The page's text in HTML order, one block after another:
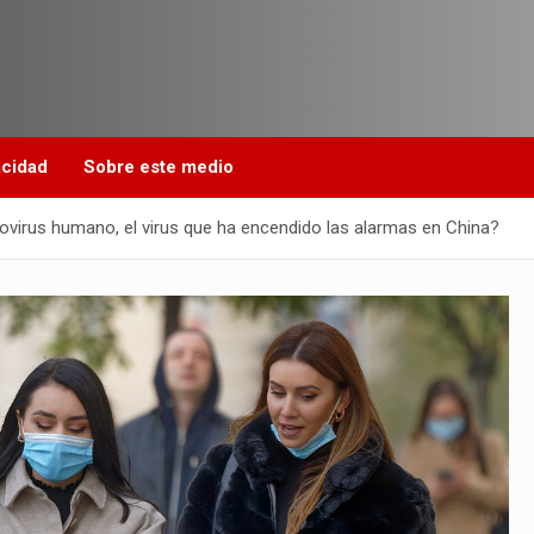
Sobre este medio
humano, el virus que ha encendido las alarmas en China?